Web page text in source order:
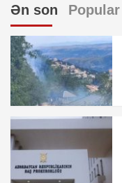
Ən son Popular